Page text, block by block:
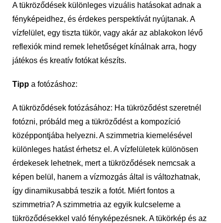
A tükröződések különleges vizuális hatásokat adnak a
fényképeidhez, és érdekes perspektívát nyújtanak. A
vízfelület, egy tiszta tükör, vagy akár az ablakokon lévő
reflexiók mind remek lehetőséget kínálnak arra, hogy
játékos és kreatív fotókat készíts.
Tipp a fotózáshoz:
A tükröződések fotózásához: Ha tükröződést szeretnél
fotózni, próbáld meg a tükröződést a kompozíció
középpontjába helyezni. A szimmetria kiemelésével
különleges hatást érhetsz el. A vízfelületek különösen
érdekesek lehetnek, mert a tükröződések nemcsak a
képen belül, hanem a vízmozgás által is változhatnak,
így dinamikusabbá teszik a fotót. Miért fontos a
szimmetria? A szimmetria az egyik kulcseleme a
tükröződésekkel való fényképezésnek. A tükörkép és az